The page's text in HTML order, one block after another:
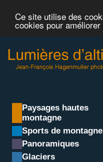
Ce site utilise des
cookies pour
Paysages hautes
montagne
Sports de montagne
Panoramiques
Glaciers